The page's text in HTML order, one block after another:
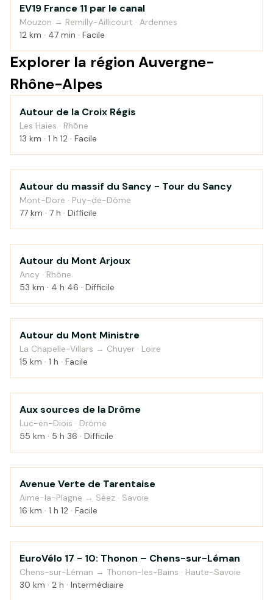
Au fil de l'eau
EV19 France 11 par le canal
Mouzon → Remilly-Aillicourt · Ardennes
12 km · 47 min · Facile
Explorer la région Auvergne-
Rhône-Alpes
Montagne
Autour de la Croix Régis
Les Haies · Rhône
13 km · 1 h 12 · Facile
Montagne
Autour du massif du Sancy - Tour du Sancy
Mont-Dore · Puy-de-Dôme
77 km · 7 h · Difficile
Montagne
Autour du Mont Arjoux
Ancy · Rhône
53 km · 4 h 46 · Difficile
Montagne
Autour du Mont Ministre
La Chapelle-Villars → Chuyer · Loire
15 km · 1 h · Facile
Montagne
Aux sources de la Drôme
Luc-en-Diois · Drôme
55 km · 5 h 36 · Difficile
Au fil de l'eau
Avenue Verte de Tarentaise
Aime-la-Plagne → Séez · Savoie
16 km · 1 h 12 · Facile
Campagne
EuroVélo 17 - 10: Thonon – Chens-sur-Léman
Chens-sur-Léman → Thonon-les-Bains · Haute-Savoie
30 km · 2 h · Intermédiaire